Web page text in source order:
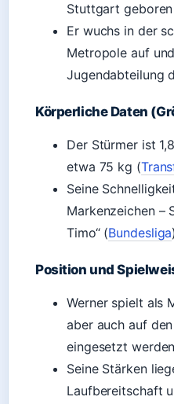
Stuttgart
Er wuchs in der
Metropole auf
Jugendabteilung
Körperliche Daten
Der Stürmer ist
etwa 75 kg (
Seine
Markenzeichen –
Timo“ (Bundesliga
Position und
Werner spielt als
aber auch auf
eingesetzt
Seine Stärken
Laufbereitschaft